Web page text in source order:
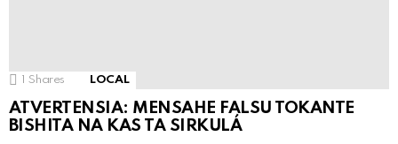
1 Shares LOCAL
ATVERTENSIA: MENSAHE FALSU TOKANTE
BISHITA NA KAS TA SIRKULÁ